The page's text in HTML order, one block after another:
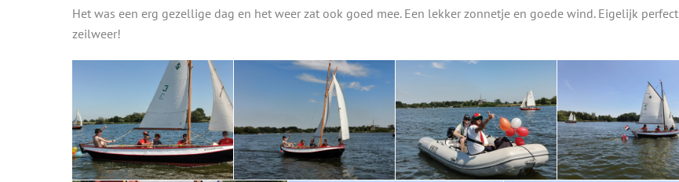
Het was een erg gezellige dag en het weer zat ook goed mee. Een lekker zonnetje en goede wind. Eigelijk perfect
zeilweer!